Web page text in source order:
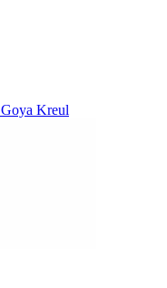
Kreul